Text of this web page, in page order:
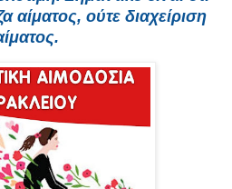
αίματος, ούτε διαχείριση